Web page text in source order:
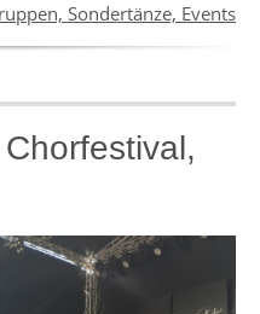
Sondertänze, Events